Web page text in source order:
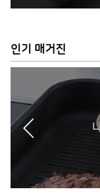
인기 매거진